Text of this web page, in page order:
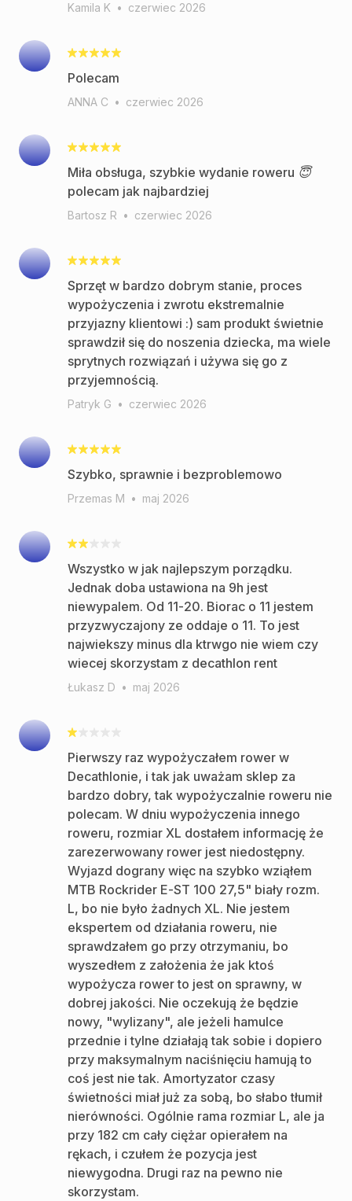
Kamila K • czerwiec 2026
Polecam
ANNA C • czerwiec 2026
Miła obsługa, szybkie wydanie roweru 😇
polecam jak najbardziej
Bartosz R • czerwiec 2026
Sprzęt w bardzo dobrym stanie, proces
wypożyczenia i zwrotu ekstremalnie
przyjazny klientowi :) sam produkt świetnie
sprawdził się do noszenia dziecka, ma wiele
sprytnych rozwiązań i używa się go z
przyjemnością.
Patryk G • czerwiec 2026
Szybko, sprawnie i bezproblemowo
Przemas M • maj 2026
Wszystko w jak najlepszym porządku.
Jednak doba ustawiona na 9h jest
niewypalem. Od 11-20. Biorac o 11 jestem
przyzwyczajony ze oddaje o 11. To jest
najwiekszy minus dla ktrwgo nie wiem czy
wiecej skorzystam z decathlon rent
Łukasz D • maj 2026
Pierwszy raz wypożyczałem rower w
Decathlonie, i tak jak uważam sklep za
bardzo dobry, tak wypożyczalnie roweru nie
polecam. W dniu wypożyczenia innego
roweru, rozmiar XL dostałem informację że
zarezerwowany rower jest niedostępny.
Wyjazd dograny więc na szybko wziąłem
MTB Rockrider E-ST 100 27,5" biały rozm.
L, bo nie było żadnych XL. Nie jestem
ekspertem od działania roweru, nie
sprawdzałem go przy otrzymaniu, bo
wyszedłem z założenia że jak ktoś
wypożycza rower to jest on sprawny, w
dobrej jakości. Nie oczekują że będzie
nowy, "wylizany", ale jeżeli hamulce
przednie i tylne działają tak sobie i dopiero
przy maksymalnym naciśnięciu hamują to
coś jest nie tak. Amortyzator czasy
świetności miał już za sobą, bo słabo tłumił
nierówności. Ogólnie rama rozmiar L, ale ja
przy 182 cm cały ciężar opierałem na
rękach, i czułem że pozycja jest
niewygodna. Drugi raz na pewno nie
skorzystam.